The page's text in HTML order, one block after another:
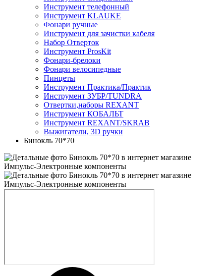
Инструмент телефонный
Инструмент KLAUKE
Фонари ручные
Инструмент для зачистки кабеля
Набор Отверток
Инструмент ProsKit
Фонари-брелоки
Фонари велосипедные
Пинцеты
Инструмент Практика/Практик
Инструмент ЗУБР/TUNDRA
Отвертки,наборы REXANT
Инструмент КОБАЛЬТ
Инструмент REXANT/SKRAB
Выжигатели, 3D ручки
Бинокль 70*70